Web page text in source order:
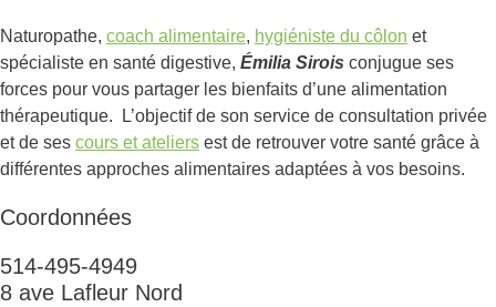
Naturopathe, coach alimentaire, hygiéniste du côlon et
spécialiste en santé digestive, Émilia Sirois conjugue ses
forces pour vous partager les bienfaits d’une alimentation
thérapeutique. L’objectif de son service de consultation privée
et de ses cours et ateliers est de retrouver votre santé grâce à
différentes approches alimentaires adaptées à vos besoins.
Coordonnées
514-495-4949
8 ave Lafleur Nord